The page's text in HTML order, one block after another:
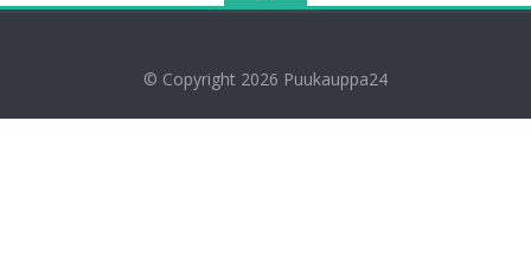
© Copyright 2026 Puukauppa24